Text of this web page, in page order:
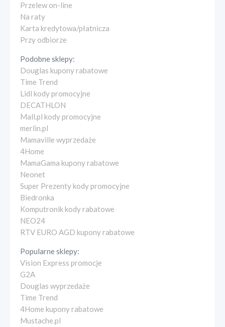
Przelew on-line
Na raty
Karta kredytowa/płatnicza
Przy odbiorze
Podobne sklepy:
Douglas kupony rabatowe
Time Trend
Lidl kody promocyjne
DECATHLON
Mall.pl kody promocyjne
merlin.pl
Mamaville wyprzedaże
4Home
MamaGama kupony rabatowe
Neonet
Super Prezenty kody promocyjne
Biedronka
Komputronik kody rabatowe
NEO24
RTV EURO AGD kupony rabatowe
Popularne sklepy:
Vision Express promocje
G2A
Douglas wyprzedaże
Time Trend
4Home kupony rabatowe
Mustache.pl